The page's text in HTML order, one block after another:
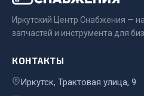
Электрооборудование
Показать ещё
Весь раздел
Иркутский Центр Снабжения —
запчастей и инструмента для
КОНТАКТЫ
Иркутск, Трактовая улица, 9